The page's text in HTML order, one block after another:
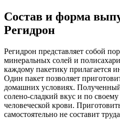
Состав и форма
Регидрон
Регидрон представляет собой
минеральных солей и
каждому пакетику прилагается
Один пакет позволяет
домашних условиях.
солено-сладкий вкус и по
человеческой крови.
самостоятельно не составит